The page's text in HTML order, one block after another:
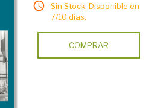
Sin Stock. Disponible en
7/10 días.
COMPRAR